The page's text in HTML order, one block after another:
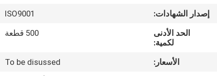
جولة
المصنع
إصدار الشهادات:
ISO9001
الحد الأدنى
لكمية:
500 قطعة
الأسعار:
To be disussed